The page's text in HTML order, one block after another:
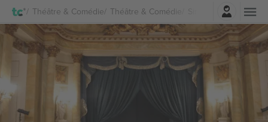
Théâtre & Comédie Théâtre & Comédie Sinan Mert Billets
Connexion